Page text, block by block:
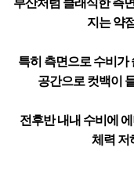
지는 약
특히 측면으로 수비가
공간으로 컷백이
전후반 내내 수비에
체력 저